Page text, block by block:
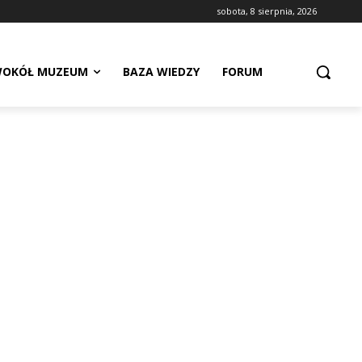
sobota, 8 sierpnia, 2026
MUZEUM BAZA WIEDZY FORUM